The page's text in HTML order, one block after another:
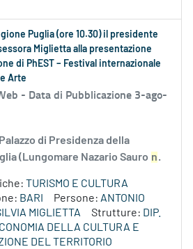
Puglia (ore 10.30) il presidente
Miglietta alla presentazione
di PhEST – Festival internazionale
Arte
- Data di Pubblicazione 3-ago-
di Presidenza della
(Lungomare Nazario Sauro n.
TURISMO E CULTURA
BARI Persone: ANTONIO
MIGLIETTA Strutture: DIP.
DELLA CULTURA E
DEL TERRITORIO